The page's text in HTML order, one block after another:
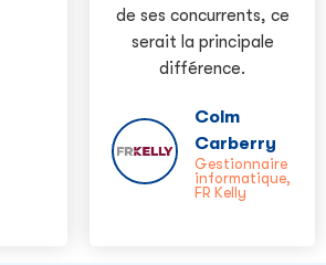
de ses concurrents, ce
serait la principale
différence.
Colm
Carberry
Gestionnaire
informatique,
FR Kelly